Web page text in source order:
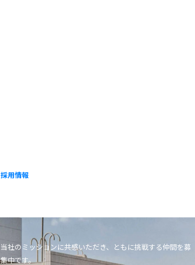
採用情報
当社のミッションに共感いただき、ともに挑戦する仲間を募
集中です。